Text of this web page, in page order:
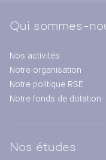
Qui sommes-
Nos activités
Notre organisation
Notre politique RSE
Notre fonds de dotation
Nos études